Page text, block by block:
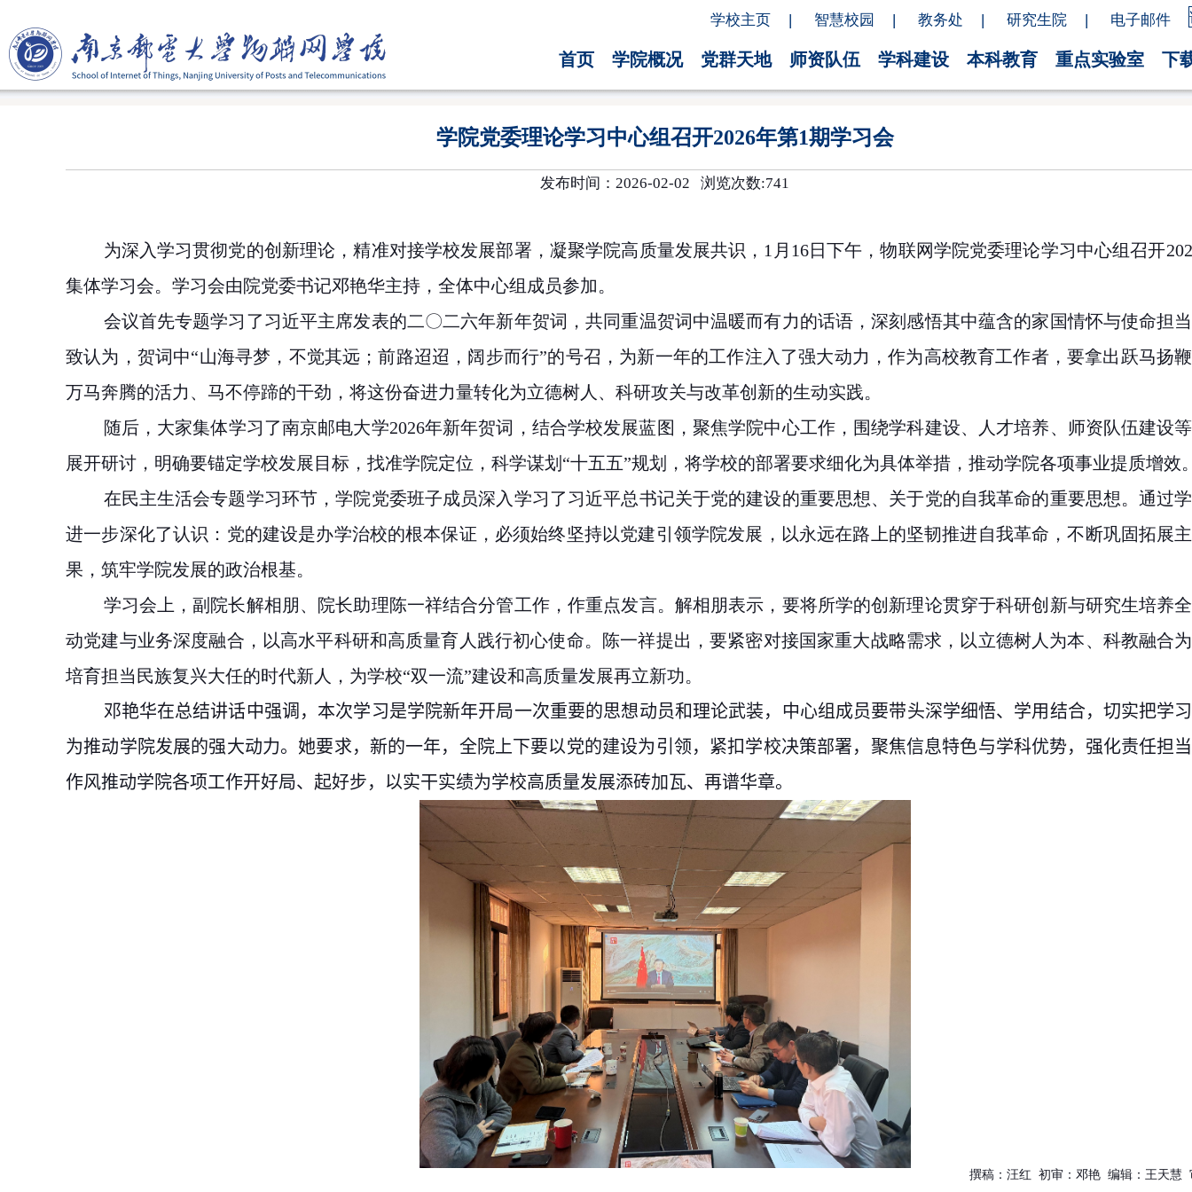
学校主页 | 智慧校园 | 教务处 | 研究生院 | 电子邮件
首页 学院概况 党群天地 师资队伍 学科建设 本科教育 重点实验室 下
学院党委理论学习中心组召开2026年第1期学习会
发布时间：2026-02-02 浏览次数:741
为深入学习贯彻党的创新理论，精准对接学校发展部署，凝聚学院高质量发展共识， 1 月 16日下午，物联网学院党委理论学习中心组召开
集体学习会。学习会由院党委书记邓艳华主持，全体中心组成员参加。
会议首先专题学习了习近平主席发表的二〇二六年新年贺词，共同重温贺词中温暖而有力的话语，深刻感悟其中蕴含的家国情怀与使命担
致认为，贺词中“山海寻梦，不觉其远；前路迢迢，阔步而行”的号召，为新一年的工作注入了强大动力，作为高校教育工作者，要拿出跃马扬
万马奔腾的活力、马不停蹄的干劲，将这份奋进力量转化为立德树人、科研攻关与改革创新的生动实践。
随后，大家集体学习了南京邮电大学2026年新年贺词，结合学校发展蓝图，聚焦学院中心工作，围绕学科建设、人才培养、师资队伍建设
展开研讨，明确要锚定学校发展目标，找准学院定位，科学谋划“十五五”规划，将学校的部署要求细化为具体举措，推动学院各项事业提质增效
在民主生活会专题学习环节，学院党委班子成员深入学习了习近平总书记关于党的建设的重要思想、关于党的自我革命的重要思想。通过
进一步深化了认识：党的建设是办学治校的根本保证，必须始终坚持以党建引领学院发展，以永远在路上的坚韧推进自我革命，不断巩固拓展
果，筑牢学院发展的政治根基。
学习会上，副院长解相朋、院长助理陈一祥结合分管工作，作重点发言。解相朋表示，要将所学的创新理论贯穿于科研创新与研究生培养
动党建与业务深度融合，以高水平科研和高质量育人践行初心使命。陈一祥提出，要紧密对接国家重大战略需求，以立德树人为本、科教融合
培育担当民族复兴大任的时代新人，为学校“双一流”建设和高质量发展再立新功。
邓艳华在总结讲话中强调，本次学习是学院新年开局一次重要的思想动员和理论武装，中心组成员要带头深学细悟、学用结合，切实把学
为推动学院发展的强大动力。她要求，新的一年，全院上下要以党的建设为引领，紧扣学校决策部署，聚焦信息特色与学科优势，强化责任担
作风推动学院各项工作开好局、起好步， 以实干实绩为学校高质量发展添砖加瓦、再谱华章。
撰稿：汪红 初审：邓艳 编辑：王天慧